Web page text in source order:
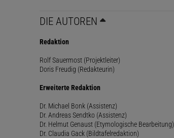
DIE AUTOREN
Redaktion
Rolf Sauermost (Projektleiter)
Doris Freudig (Redakteurin)
Erweiterte Redaktion
Dr. Michael Bonk (Assistenz)
Dr. Andreas Sendtko (Assistenz)
Dr. Helmut Genaust (Etymologische Bearbeitung)
Dr. Claudia Gack (Bildtafelredaktion)